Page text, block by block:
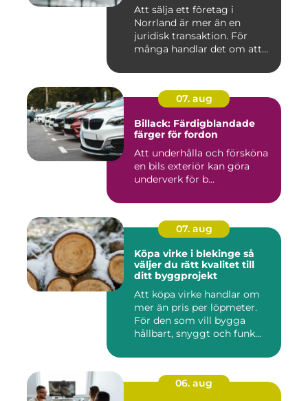
Att sälja ett företag i
Norrland är mer än en
juridisk transaktion. För
många handlar det om att
07. aug
Billack: Färdigblandade
färger för fordon
Att underhålla och försköna
en bils exteriör kan göra
underverk för b...
07. aug
Köpa virke i blekinge så
väljer du rätt kvalitet till
ditt byggprojekt
Att köpa virke handlar om
mer än pris per löpmeter.
För den som vill bygga
hållbart, snyggt och funk...
06. aug